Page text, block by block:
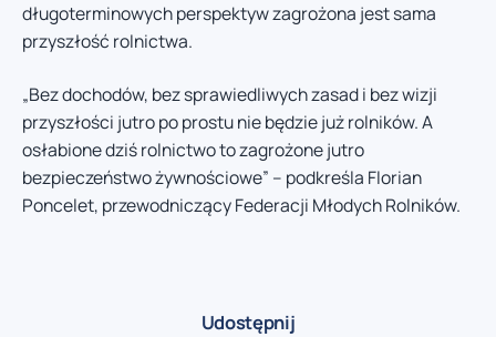
długoterminowych perspektyw zagrożona jest sama
przyszłość rolnictwa.
„Bez dochodów, bez sprawiedliwych zasad i bez wizji
przyszłości jutro po prostu nie będzie już rolników. A
osłabione dziś rolnictwo to zagrożone jutro
bezpieczeństwo żywnościowe” – podkreśla Florian
Poncelet, przewodniczący Federacji Młodych Rolników.
Udostępnij